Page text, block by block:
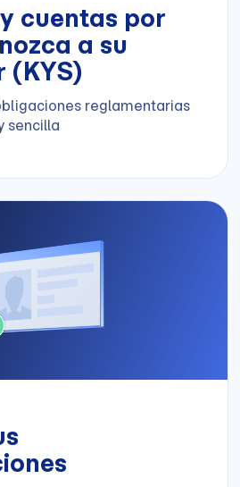
cuentas por
a su
(KYS)
reglamentarias
sencilla